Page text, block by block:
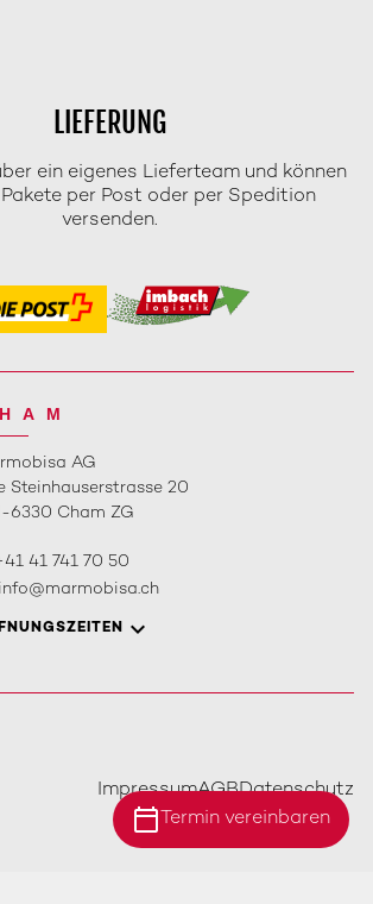
LIEFERUNG
ein eigenes Lieferteam und können
per Post oder per Spedition
versenden.
calendar_today Termin vereinbaren
AG
Steinhauserstrasse 20
6330 Cham ZG
41 741 70 50
info@marmobisa.ch
ImpressumAGBDatenschutz